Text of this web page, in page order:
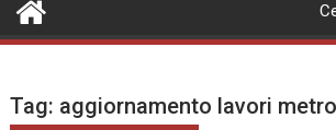
Tag: aggiornamento lavori